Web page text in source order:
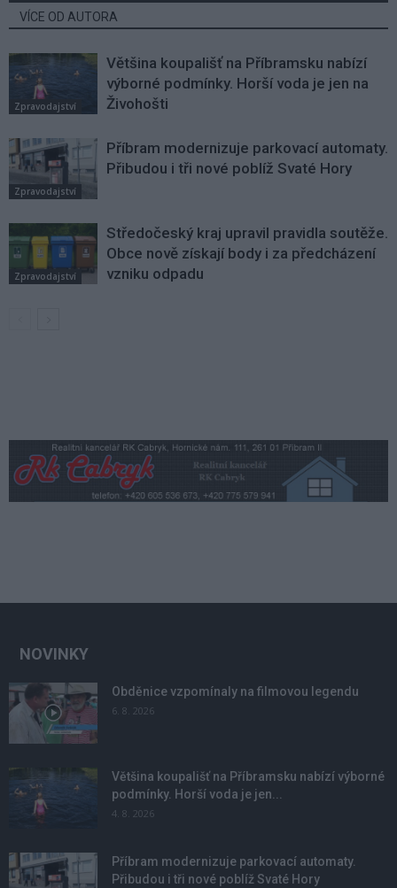
VÍCE OD AUTORA
Zpravodajství
Většina koupališť na Příbramsku nabízí
výborné podmínky. Horší voda je jen na
Živohošti
Zpravodajství
Příbram modernizuje parkovací automaty.
Přibudou i tři nové poblíž Svaté Hory
Zpravodajství
Středočeský kraj upravil pravidla soutěže.
Obce nově získají body i za předcházení
vzniku odpadu
NOVINKY
Obděnice vzpomínaly na filmovou legendu
6. 8. 2026
Většina koupališť na Příbramsku nabízí výborné
podmínky. Horší voda je jen...
4. 8. 2026
Příbram modernizuje parkovací automaty.
Přibudou i tři nové poblíž Svaté Hory